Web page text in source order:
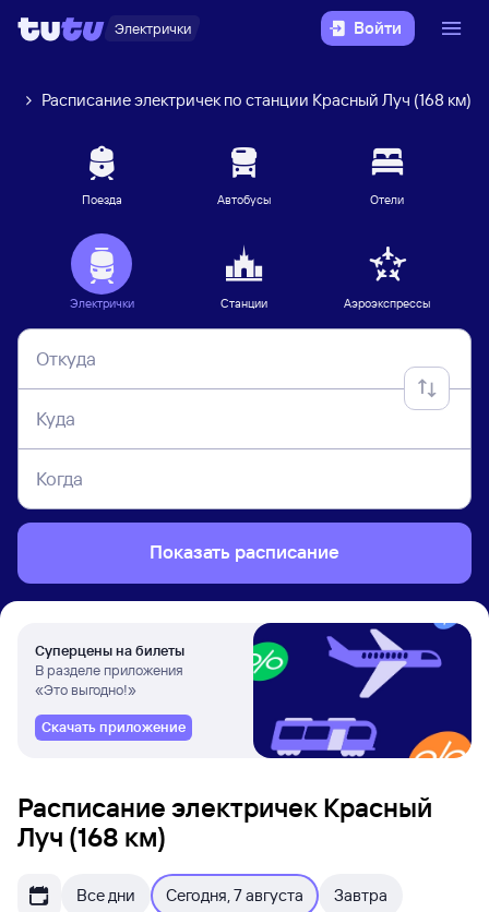
Электрички Войти
Расписание электричек по станции Красный Луч (168 км)
Поезда Автобусы Отели
Электрички Станции Аэроэкспрессы
Откуда
Куда
Когда
Показать расписание
Суперцены на билеты
В разделе приложения
«Это выгодно!»
Скачать приложение
Расписание электричек Красный
Луч (168 км)
Все дни Сегодня, 7 августа Завтра